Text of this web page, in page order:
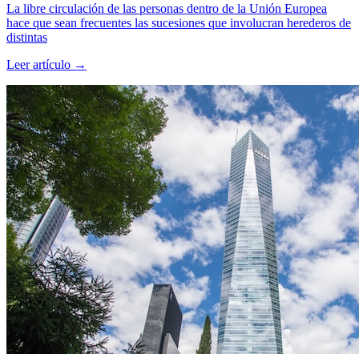
La libre circulación de las personas dentro de la Unión Europea
hace que sean frecuentes las sucesiones que involucran herederos de
distintas
Leer artículo →